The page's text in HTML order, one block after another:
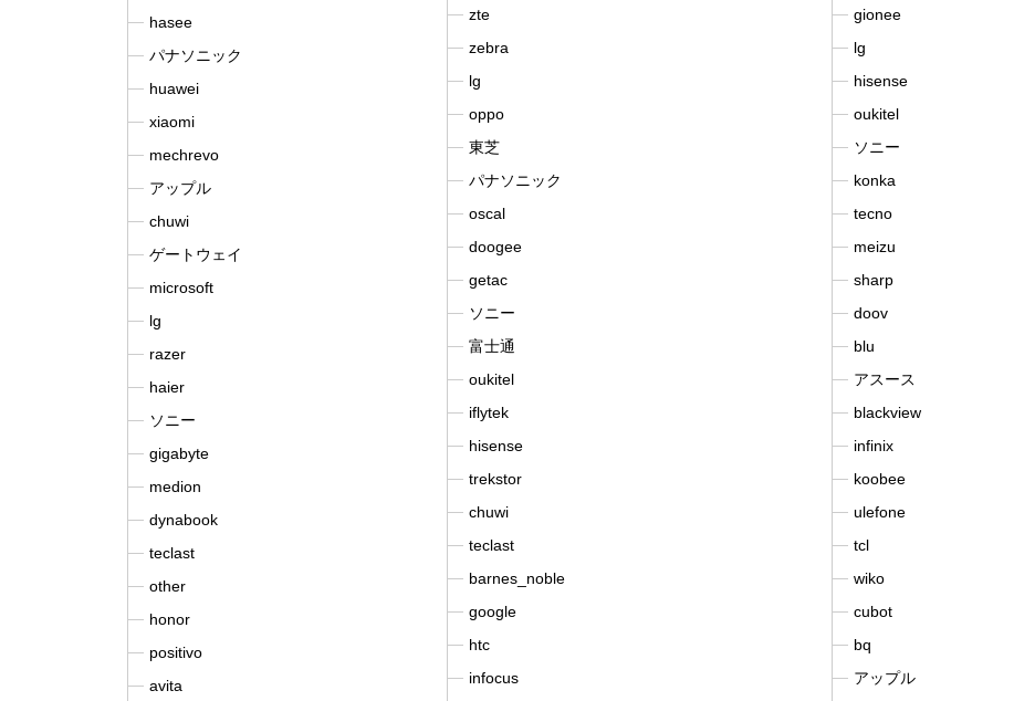
hasee
パナソニック
huawei
xiaomi
mechrevo
アップル
chuwi
ゲートウェイ
microsoft
lg
razer
haier
ソニー
gigabyte
medion
dynabook
teclast
other
honor
positivo
avita
zte
zebra
lg
oppo
東芝
パナソニック
oscal
doogee
getac
ソニー
富士通
oukitel
iflytek
hisense
trekstor
chuwi
teclast
barnes_noble
google
htc
infocus
gionee
lg
hisense
oukitel
ソニー
konka
tecno
meizu
sharp
doov
blu
アスース
blackview
infinix
koobee
ulefone
tcl
wiko
cubot
bq
アップル